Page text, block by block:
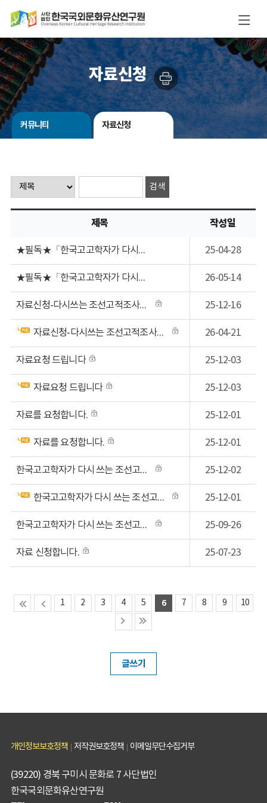
자료신청
커뮤니티 자료신청
제목 작성일
★필독★「한국고고학자가 다시쓰는 조선고적조사보고 」 1~4권 책자소진 안내 25-04-28
★필독★「한국고고학자가 다시쓰는 조선고적조사보고 6권」 책자 신청 요령 26-05-14
자료신청-다시쓰는 조선고적조사보고 5권 25-12-16
자료신청-다시쓰는 조선고적조사보고 5권 26-04-21
자료요청 드립니다 25-12-03
자료요청 드립니다 25-12-03
자료를 요청합니다. 25-12-01
자료를 요청합니다. 25-12-01
한국고고학자가 다시 쓰는 조선고적조사보고 신청(주소 추가) 25-12-02
한국고고학자가 다시 쓰는 조선고적조사보고 신청 25-12-01
한국고고학자가 다시 쓰는 조선고적조사보고 5권 신청 25-09-26
자료 신청합니다. 25-07-23
1 2 3 4 5 6 7 8 9 10
글쓰기
개인정보보호정책 저작권보호정책 이메일무단수집거부
(39220) 경북 구미시 문화로 7 사단법인
한국국외문화유산연구원